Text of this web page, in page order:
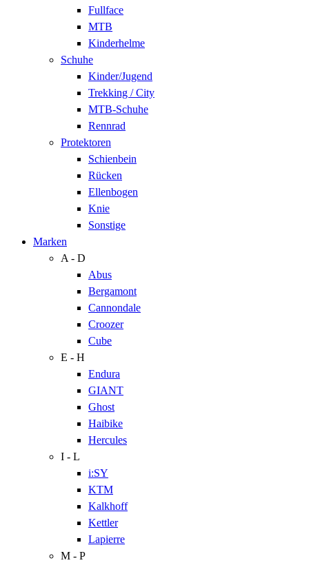
Fullface
MTB
Kinderhelme
Schuhe
Kinder/Jugend
Trekking / City
MTB-Schuhe
Rennrad
Protektoren
Schienbein
Rücken
Ellenbogen
Knie
Sonstige
Marken
A - D
Abus
Bergamont
Cannondale
Croozer
Cube
E - H
Endura
GIANT
Ghost
Haibike
Hercules
I - L
i:SY
KTM
Kalkhoff
Kettler
Lapierre
M - P